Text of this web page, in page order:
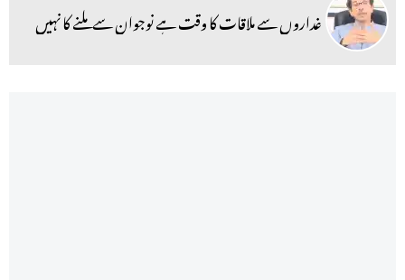
غداروں سے ملاقات کا وقت ہے نوجوان سے ملنے کا نہیں